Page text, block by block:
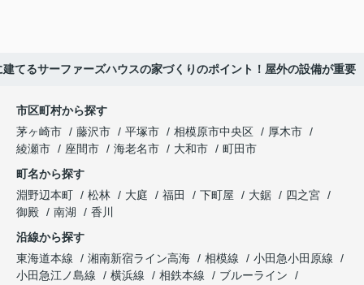
建てるサーファーズハウスの家づくりのポイント！屋外の設備が重要
市区町村から探す
茅ヶ崎市
藤沢市 平塚市 相模原市中央区
厚木市
綾瀬市
座間市 海老名市 大和市
町田市
町名から探す
淵野辺本町
松林 大庭 福田 下町屋 大鋸
四之宮
御殿
南湖
香川
沿線から探す
東海道本線
湘南新宿ライン高海 相模線
小田急小田原線
小田急江ノ島線
横浜線 相鉄本線
ブルーライン